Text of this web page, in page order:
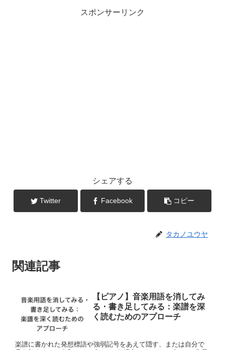
スポンサーリンク
シェアする
Twitter Facebook コピー
タカノユウヤ
関連記事
【ピアノ】音楽用語を消してみ
る・書き足してみる：楽譜を深
く読むためのアプローチ
楽譜に書かれた発想標語や強弱記号をあえて隠す、または自分で